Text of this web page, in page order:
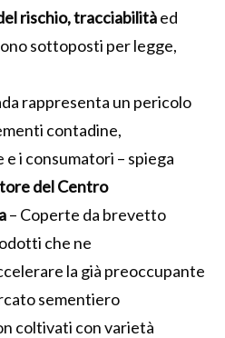
rischio, tracciabilitàed
sottoposti per legge,
rappresenta un pericolo
contadine,
i consumatori – spiega
del Centro
– Coperte da brevetto
che ne
la già preoccupante
sementiero
coltivati con varietà